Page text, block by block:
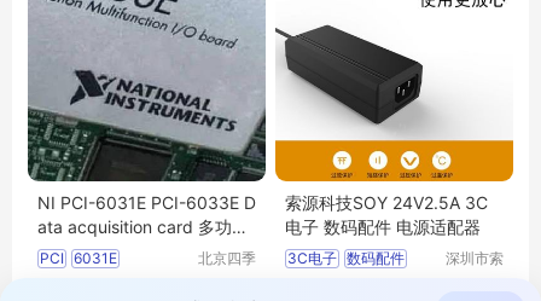
NI PCI-6031E PCI-6033E D
ata acquisition card 多功能
数据采集卡
PCI 6031E
北京四季
有限公司
拨打电话
索源科技SOY 24V2.5A 3C
电子 数码配件 电源适配器
3C电子 数码配件
深圳市索